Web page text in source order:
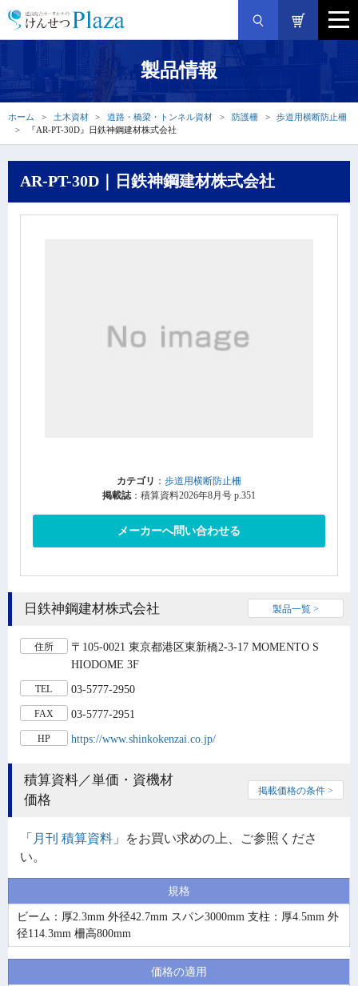
製品情報
ホーム 土木資材 道路・橋梁・トンネル資材 防護柵
歩道用横断防止柵
『AR-PT-30D』日鉄神鋼建材株式会社
AR-PT-30D｜日鉄神鋼建材株式会社
カテゴリ ： 歩道用横断防止柵
掲載誌 ：積算資料2026年8月号 p.351
メーカーへ問い合わせる
日鉄神鋼建材株式会社 製品一覧 >
住所
〒105-0021 東京都港区東新橋2-3-17 MOMENTO S
HIODOME 3F
TEL 03-5777-2950
FAX 03-5777-2951
HP https://www.shinkokenzai.co.jp/
積算資料／単価・資機材
価格
掲載価格の条件 >
「 月刊 積算資料 」をお買い求めの上、ご参照くださ
い。
規格
ビーム：厚2.3mm 外径42.7mm スパン3000mm 支柱：厚4.5mm 外
径114.3mm 柵高800mm
価格の適用